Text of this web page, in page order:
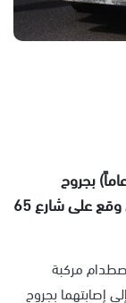
يبلغ من العمر 36 عاماً وفتى (15 عاماً) بجروح
متوسطة، مساء اليوم السبت، إثر حادث طرق وقع على شارع 65
مركبة
إصابتهما بجروح